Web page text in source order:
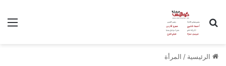
بحث عن
الرئيسية / المرأة